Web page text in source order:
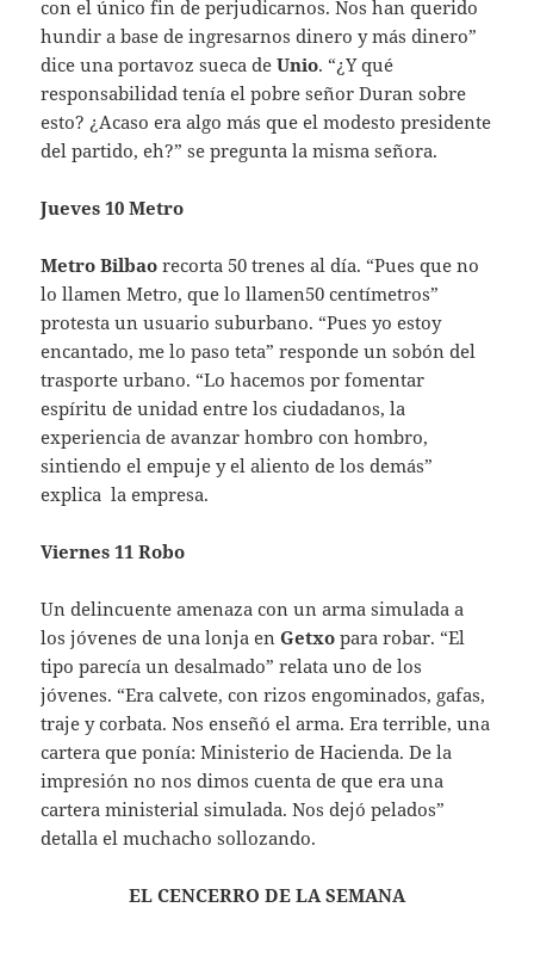
con el único fin de perjudicarnos. Nos han querido
hundir a base de ingresarnos dinero y más dinero”
dice una portavoz sueca deUnio. “¿Y qué
responsabilidad tenía el pobre señor Duran sobre
esto? ¿Acaso era algo más que el modesto presidente
del partido, eh?” se pregunta la misma señora.
Jueves 10 Metro
Metro Bilbao recorta 50 trenes al día. “Pues que no
lo llamen Metro, que lo llamen50 centímetros”
protesta un usuario suburbano. “Pues yo estoy
encantado, me lo paso teta” responde un sobón del
trasporte urbano. “Lo hacemos por fomentar
espíritu de unidad entre los ciudadanos, la
experiencia de avanzar hombro con hombro,
sintiendo el empuje y el aliento de los demás”
explica la empresa.
Viernes 11 Robo
Un delincuente amenaza con un arma simulada a
los jóvenes de una lonja enGetxo para robar. “El
tipo parecía un desalmado” relata uno de los
jóvenes. “Era calvete, con rizos engominados, gafas,
traje y corbata. Nos enseñó el arma. Era terrible, una
cartera que ponía: Ministerio de Hacienda. De la
impresión no nos dimos cuenta de que era una
cartera ministerial simulada. Nos dejó pelados”
detalla el muchacho sollozando.
EL CENCERRO DE LA SEMANA